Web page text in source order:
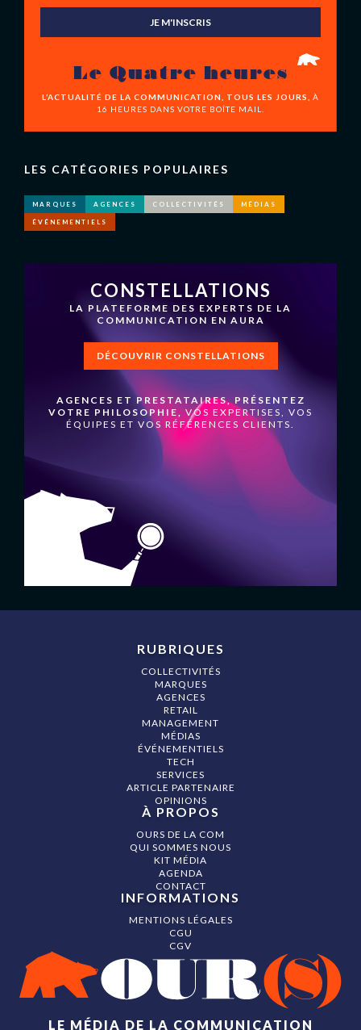
JE M'INSCRIS
Le Quatre heures
L’ACTUALITÉ DE LA COMMUNICATION, TOUS LES JOURS,
À
16 HEURES DANS VOTRE BOÎTE MAIL.
LES CATÉGORIES POPULAIRES
MARQUES AGENCES COLLECTIVITÉS MÉDIAS
ÉVÉNEMENTIELS
CONSTELLATIONS
LA PLATEFORME DES EXPERTS DE LA
COMMUNICATION EN AURA
DÉCOUVRIR CONSTELLATIONS
AGENCES ET PRESTATAIRES, PRÉSENTEZ
VOTRE PHILOSOPHIE,VOS EXPERTISES, VOS
ÉQUIPES ET VOS RÉFÉRENCES CLIENTS.
LE MÉDIA DE LA COMMUNICATION
RUBRIQUES
COLLECTIVITÉS
MARQUES
AGENCES
RETAIL
MANAGEMENT
MÉDIAS
ÉVÉNEMENTIELS
TECH
SERVICES
ARTICLE PARTENAIRE
OPINIONS
À PROPOS
OURS DE LA COM
QUI SOMMES NOUS
KIT MÉDIA
AGENDA
CONTACT
INFORMATIONS
MENTIONS LÉGALES
CGU
CGV